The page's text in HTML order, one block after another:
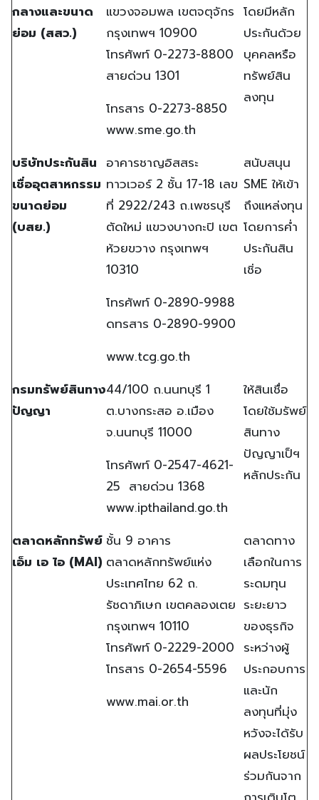
กลางและขนาด
ย่อม (สสว.)
แขวงจอมพล เขตจตุจักร
กรุงเทพฯ 10900
โทรศัพท์ 0-2273-8800
สายด่วน 1301
โทรสาร 0-2273-8850
www.sme.go.th
โดยมีหลัก
ประกันด้วย
บุคคลหรือ
ทรัพย์สิน
ลงทุน
บริษัทประกันสิน
เชื่ออุตสาหกรรม
ขนาดย่อม
(บสย.)
อาคารชาญอิสสระ
ทาวเวอร์ 2 ชั้น 17-18 เลข
ที่ 2922/243 ถ.เพชรบุรี
ตัดใหม่ แขวงบางกะปิ เขต
ห้วยขวาง กรุงเทพฯ
10310
โทรศัพท์ 0-2890-9988
ดทรสาร 0-2890-9900
www.tcg.go.th
สนับสนุน
SME ให้เข้า
ถึงแหล่งทุน
โดยการค่ำ
ประกันสิน
เชิ่อ
กรมทรัพย์สินทาง
ปัญญา
44/100 ถ.นนทบุรี 1
ต.บางกระสอ อ.เมือง
จ.นนทบุรี 11000
โทรศัพท์ 0-2547-4621-
25 สายด่วน 1368
www.ipthailand.go.th
ให้สินเชื่อ
โดยใช้มรัพย์
สินทาง
ปัญญาเป็ฯ
หลักประกัน
ตลาดหลักทรัพย์
เอ็ม เอ ไอ (MAI)
ชั้น 9 อาคาร
ตลาดหลักทรัพย์แห่ง
ประเทศไทย 62 ถ.
รัชดาภิเษก เขตคลองเตย
กรุงเทพฯ 10110
โทรศัพท์ 0-2229-2000
โทรสาร 0-2654-5596
www.mai.or.th
ตลาดทาง
เลือกในการ
ระดมทุน
ระยะยาว
ของธุรกิจ
ระหว่างผู้
ประกอบการ
และนัก
ลงทุนที่มุ่ง
หวังจะได้รับ
ผลประโยชน์
ร่วมกันจาก